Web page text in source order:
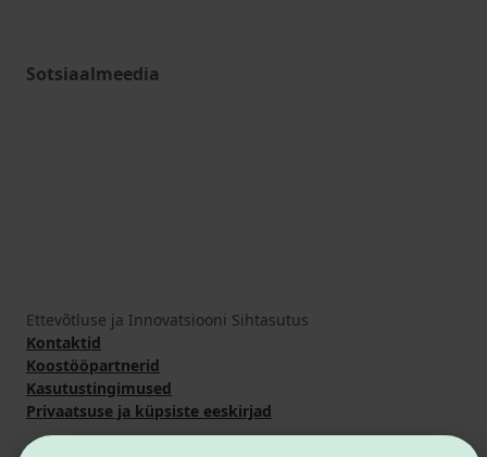
Sotsiaalmeedia
Ettevõtluse ja Innovatsiooni Sihtasutus
Kontaktid
Koostööpartnerid
Kasutustingimused
Privaatsuse ja küpsiste eeskirjad